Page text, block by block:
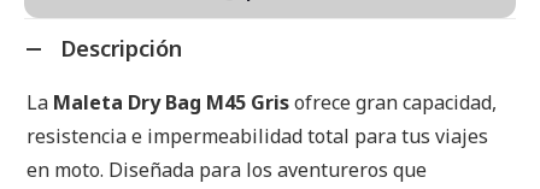
Descripción
La Maleta Dry Bag M45 Grisofrece gran capacidad,
resistencia e impermeabilidad total para tus viajes
en moto. Diseñada para los aventureros que